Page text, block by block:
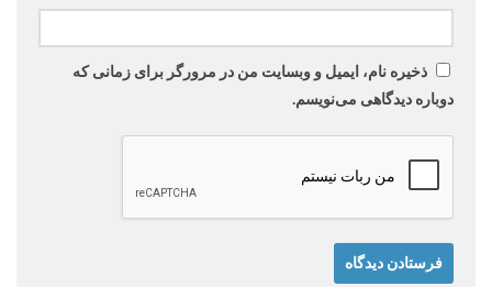
ذخیره نام، ایمیل و وبسایت من در مرورگر برای زمانی که
دوباره دیدگاهی می‌نویسم.